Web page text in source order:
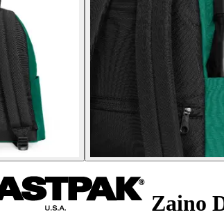
Zaino